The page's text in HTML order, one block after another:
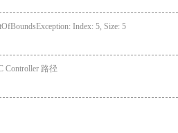
Index: 5, Size: 5
Controller 路径